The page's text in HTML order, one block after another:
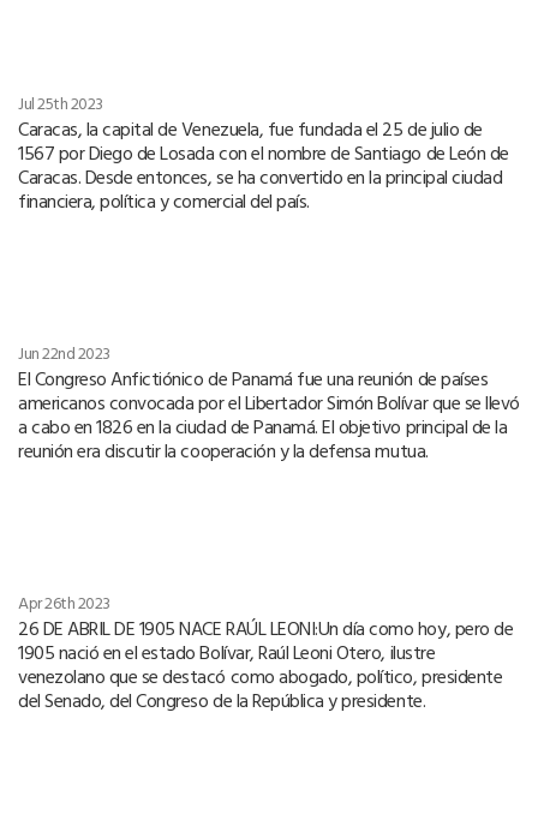
Jul 25th 2023
Caracas, la capital de Venezuela, fue fundada el 25 de julio de
1567 por Diego de Losada con el nombre de Santiago de León de
Caracas. Desde entonces, se ha convertido en la principal ciudad
financiera, política y comercial del país.
Jun 22nd 2023
El Congreso Anfictiónico de Panamá fue una reunión de países
americanos convocada por el Libertador Simón Bolívar que se llevó
a cabo en 1826 en la ciudad de Panamá. El objetivo principal de la
reunión era discutir la cooperación y la defensa mutua.
Apr 26th 2023
26 DE ABRIL DE 1905 NACE RAÚL LEONI:Un día como hoy, pero de
1905 nació en el estado Bolívar, Raúl Leoni Otero, ilustre
venezolano que se destacó como abogado, político, presidente
del Senado, del Congreso de la República y presidente.